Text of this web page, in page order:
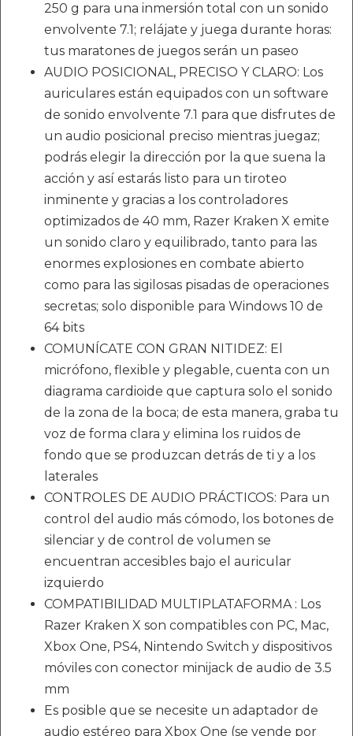
250 g para una inmersión total con un sonido
envolvente 7.1; relájate y juega durante horas:
tus maratones de juegos serán un paseo
AUDIO POSICIONAL, PRECISO Y CLARO: Los
auriculares están equipados con un software
de sonido envolvente 7.1 para que disfrutes de
un audio posicional preciso mientras juegaz;
podrás elegir la dirección por la que suena la
acción y así estarás listo para un tiroteo
inminente y gracias a los controladores
optimizados de 40 mm, Razer Kraken X emite
un sonido claro y equilibrado, tanto para las
enormes explosiones en combate abierto
como para las sigilosas pisadas de operaciones
secretas; solo disponible para Windows 10 de
64 bits
COMUNÍCATE CON GRAN NITIDEZ: El
micrófono, flexible y plegable, cuenta con un
diagrama cardioide que captura solo el sonido
de la zona de la boca; de esta manera, graba tu
voz de forma clara y elimina los ruidos de
fondo que se produzcan detrás de ti y a los
laterales
CONTROLES DE AUDIO PRÁCTICOS: Para un
control del audio más cómodo, los botones de
silenciar y de control de volumen se
encuentran accesibles bajo el auricular
izquierdo
COMPATIBILIDAD MULTIPLATAFORMA : Los
Razer Kraken X son compatibles con PC, Mac,
Xbox One, PS4, Nintendo Switch y dispositivos
móviles con conector minijack de audio de 3.5
mm
Es posible que se necesite un adaptador de
audio estéreo para Xbox One (se vende por